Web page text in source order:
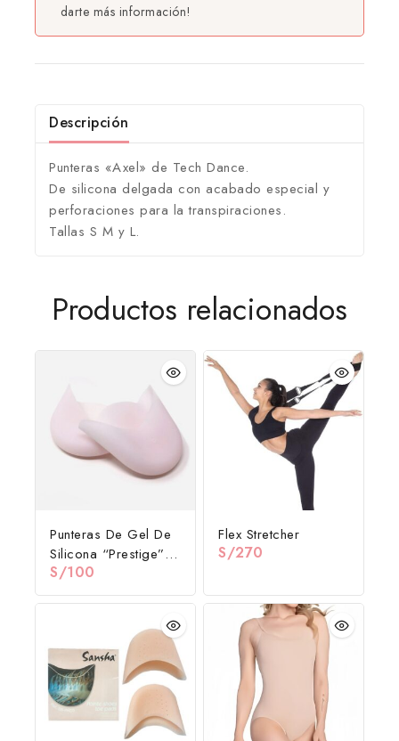
darte más información!
Descripción
Punteras «Axel» de Tech Dance.
De silicona delgada con acabado especial y
perforaciones para la transpiraciones.
Tallas S M y L.
Productos relacionados
Punteras De Gel De
Silicona “Prestige”
Tech Dance (Italia)
S/100
Flex Stretcher
S/270